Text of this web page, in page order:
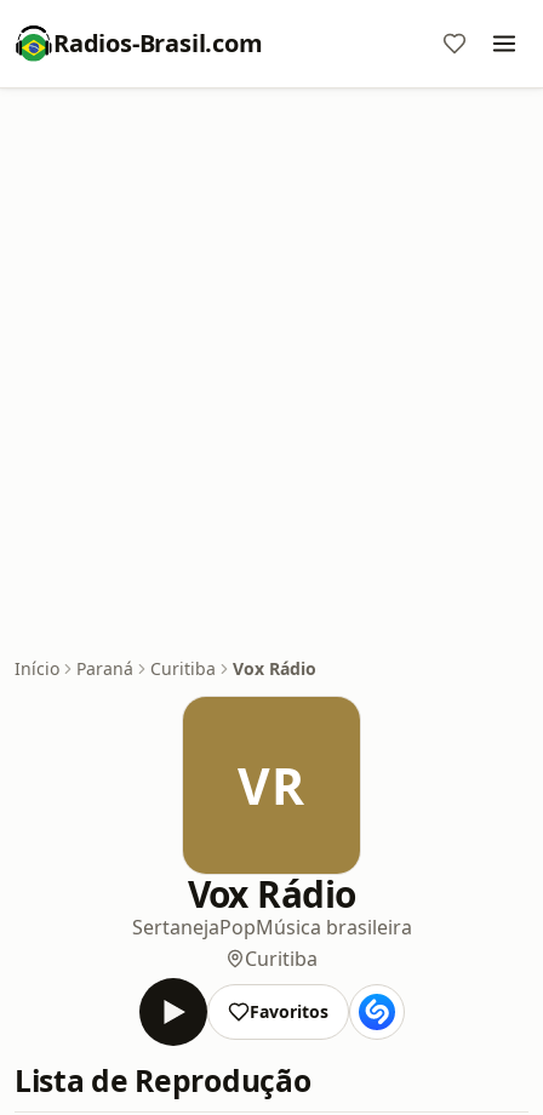
Radios-Brasil.com
Início Paraná Curitiba Vox Rádio
VR
Vox Rádio
SertanejaPopMúsica brasileira
Curitiba
Favoritos
Lista de Reprodução